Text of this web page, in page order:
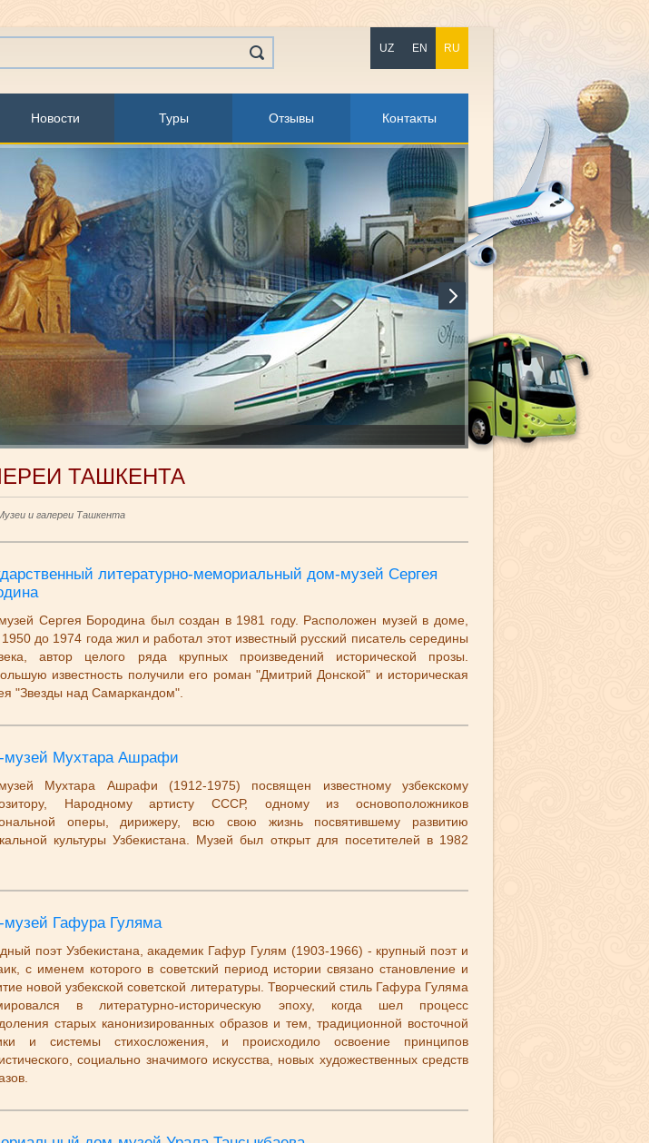
UZ EN RU
Новости Туры Отзывы Контакты
ТАШКЕНТА
и галереи Ташкента
литературно-мемориальный дом-музей Сергея
Сергея Бородина был создан в 1981 году. Расположен музей в доме,
1950 до 1974 года жил и работал этот известный русский писатель середины
автор целого ряда крупных произведений исторической прозы.
известность получили его роман "Дмитрий Донской" и историческая
"Звезды над Самаркандом".
Мухтара Ашрафи
Мухтара Ашрафи (1912-1975) посвящен известному узбекскому
Народному артисту СССР, одному из основоположников
оперы, дирижеру, всю свою жизнь посвятившему развитию
культуры Узбекистана. Музей был открыт для посетителей в 1982
Гафура Гуляма
поэт Узбекистана, академик Гафур Гулям (1903-1966) - крупный поэт и
с именем которого в советский период истории связано становление и
новой узбекской советской литературы. Творческий стиль Гафура Гуляма
в литературно-историческую эпоху, когда шел процесс
старых канонизированных образов и тем, традиционной восточной
и системы стихосложения, и происходило освоение принципов
социально значимого искусства, новых художественных средств